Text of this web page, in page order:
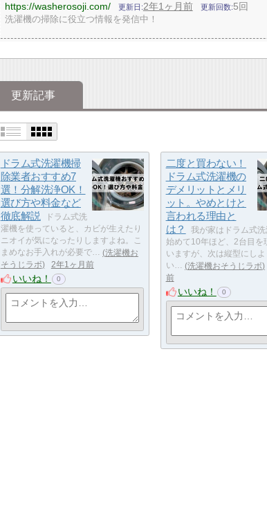
https://washerosoji.com/ 更新日 2年1ヶ月前 更新回数 5回
洗濯機の掃除に役立つ情報を発信中！
更新記事
ドラム式洗濯機掃
除業者おすすめ7
選！分解洗浄OK！
選び方や料金など
徹底解説
ドラム式洗
濯機を使っていると、カビが生えたり
ニオイが気になったりしますよね。こ
まめなお手入れが必要で…
洗濯機お
そうじラボ
2年1ヶ月前
いいね！ 0
二度と買わない！
ドラム式洗濯機の
デメリットとメリ
ット。やめとけと
言われる理由と
は？
我が家はドラム式
始めて10年ほど、2台目を
いますが、次は縦型にし
い…
洗濯機おそうじラボ
前
いいね！ 0